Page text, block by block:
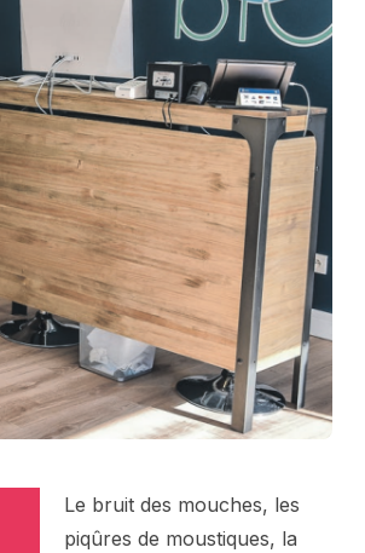
Le bruit des mouches, les
piqûres de moustiques, la